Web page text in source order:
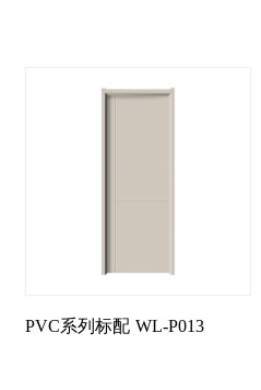
PVC系列标配 WL-P013